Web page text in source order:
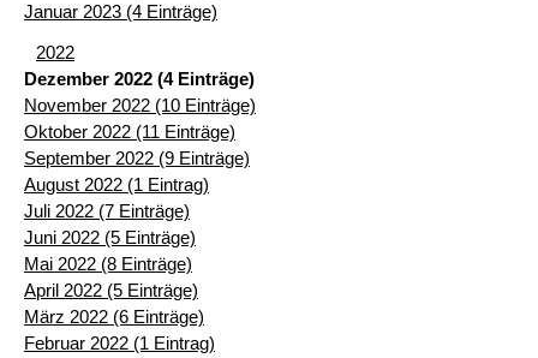
Januar 2023 (4 Einträge)
2022
Dezember 2022 (4 Einträge)
November 2022 (10 Einträge)
Oktober 2022 (11 Einträge)
September 2022 (9 Einträge)
August 2022 (1 Eintrag)
Juli 2022 (7 Einträge)
Juni 2022 (5 Einträge)
Mai 2022 (8 Einträge)
April 2022 (5 Einträge)
März 2022 (6 Einträge)
Februar 2022 (1 Eintrag)